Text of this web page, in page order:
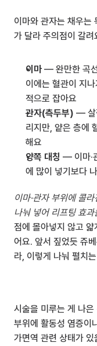
이마와 관자는 채우는
가 달라 주의점이 갈
이마 — 완만한 곡
이에는 혈관이 지
적으로 잡아요
관자(측두부) — 살
리지만, 얕은 층에
해요
양쪽 대칭 — 이마·
에 많이 넣기보다
이마·관자 부위에 콜
나눠 넣어 리프팅 효
점에 몰아넣지 않고
어요. 앞서 짚었듯 쥬
라, 이렇게 나눠 펼치
시술을 미루는 게 나은
부위에 활동성 염증이
가면역 관련 상태가